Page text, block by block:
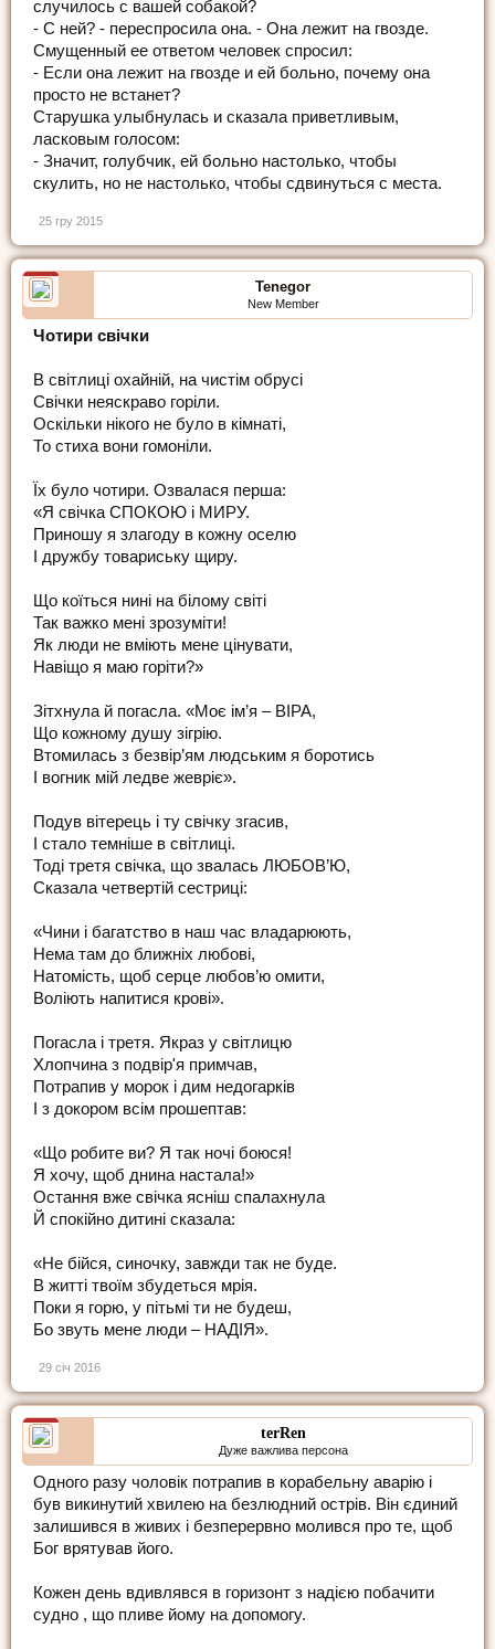
случилось с вашей собакой?
- С ней? - переспросила она. - Она лежит на гвозде.
Смущенный ее ответом человек спросил:
- Если она лежит на гвозде и ей больно, почему она
просто не встанет?
Старушка улыбнулась и сказала приветливым,
ласковым голосом:
- Значит, голубчик, ей больно настолько, чтобы
скулить, но не настолько, чтобы сдвинуться с места.
25 гру 2015
Tenegor
New Member
Чотири свічки
В світлиці охайній, на чистім обрусі
Свічки неяскраво горіли.
Оскільки нікого не було в кімнаті,
То стиха вони гомоніли.
Їх було чотири. Озвалася перша:
«Я свічка СПОКОЮ і МИРУ.
Приношу я злагоду в кожну оселю
І дружбу товариську щиру.
Що коїться нині на білому світі
Так важко мені зрозуміти!
Як люди не вміють мене цінувати,
Навіщо я маю горіти?»
Зітхнула й погасла. «Моє ім’я – ВІРА,
Що кожному душу зігрію.
Втомилась з безвір’ям людським я боротись
І вогник мій ледве жевріє».
Подув вітерець і ту свічку згасив,
І стало темніше в світлиці.
Тоді третя свічка, що звалась ЛЮБОВ’Ю,
Сказала четвертій сестриці:
«Чини і багатство в наш час владарюють,
Нема там до ближніх любові,
Натомість, щоб серце любов’ю омити,
Воліють напитися крові».
Погасла і третя. Якраз у світлицю
Хлопчина з подвір'я примчав,
Потрапив у морок і дим недогарків
І з докором всім прошептав:
«Що робите ви? Я так ночі боюся!
Я хочу, щоб днина настала!»
Остання вже свічка ясніш спалахнула
Й спокійно дитині сказала:
«Не бійся, синочку, завжди так не буде.
В житті твоїм збудеться мрія.
Поки я горю, у пітьмі ти не будеш,
Бо звуть мене люди – НАДІЯ».
29 січ 2016
terRen
Дуже важлива персона
Одного разу чоловік потрапив в корабельну аварію і
був викинутий хвилею на безлюдний острів. Він єдиний
залишився в живих і безперервно молився про те, щоб
Бог врятував його.
Кожен день вдивлявся в горизонт з надією побачити
судно , що пливе йому на допомогу.